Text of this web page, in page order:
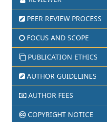
PEER REVIEW PROCESS
FOCUS AND SCOPE
PUBLICATION ETHICS
AUTHOR GUIDELINES
AUTHOR FEES
COPYRIGHT NOTICE